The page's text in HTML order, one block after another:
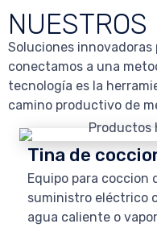
NUESTROS
Soluciones
conectamos a una
tecnología es la
camino productivo de
Tina de
Equipo para coccion
suministro eléctrico
agua caliente o